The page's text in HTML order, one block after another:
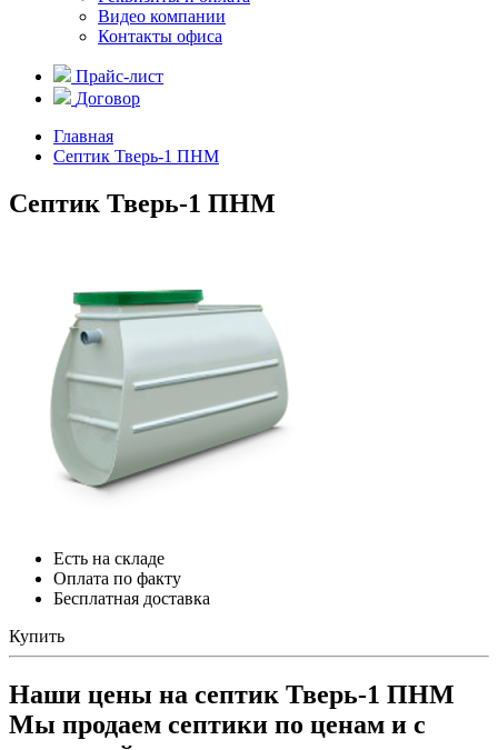
Видео компании
Контакты офиса
Прайс-лист
Договор
Главная
Септик Тверь-1 ПНМ
Септик Тверь-1 ПНМ
Есть на складе
Оплата по факту
Бесплатная доставка
Купить
Наши цены на септик Тверь-1 ПНМ
Мы продаем септики по ценам и с